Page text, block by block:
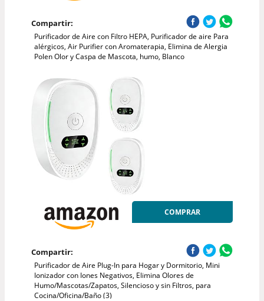
Compartir:
Purificador de Aire con Filtro HEPA, Purificador de aire Para
alérgicos, Air Purifier con Aromaterapia, Elimina de Alergia
Polen Olor y Caspa de Mascota, humo, Blanco
COMPRAR
Compartir:
Purificador de Aire Plug-In para Hogar y Dormitorio, Mini
Ionizador con Iones Negativos, Elimina Olores de
Humo/Mascotas/Zapatos, Silencioso y sin Filtros, para
Cocina/Oficina/Baño (3)